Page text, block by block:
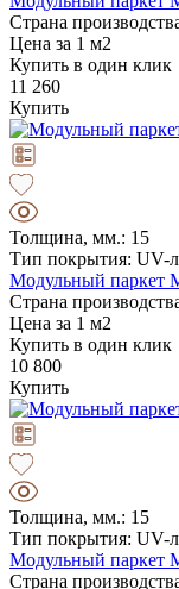
Страна
Цена за 1 м2
Купить в один клик
11 260
Купить
Толщина, мм.: 15
Тип покрытия: UV-
Модульный паркет
Страна
Цена за 1 м2
Купить в один клик
10 800
Купить
Толщина, мм.: 15
Тип покрытия: UV-
Модульный паркет
Страна